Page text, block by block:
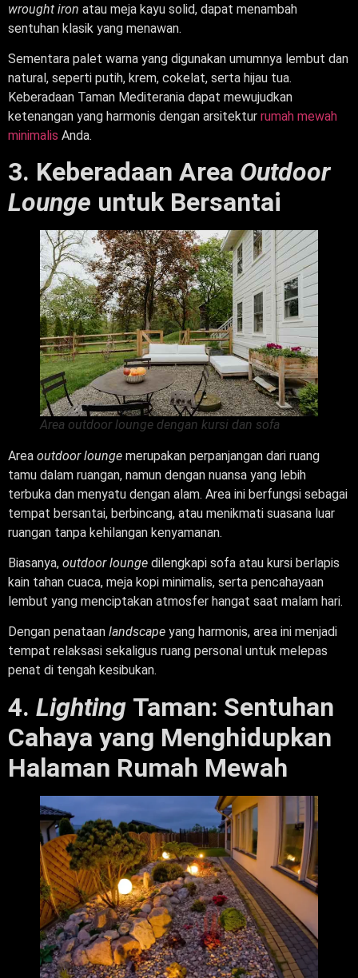
wrought iron atau meja kayu solid, dapat menambah
sentuhan klasik yang menawan.
Sementara palet warna yang digunakan umumnya lembut dan
natural, seperti putih, krem, cokelat, serta hijau tua.
Keberadaan Taman Mediterania dapat mewujudkan
ketenangan yang harmonis dengan arsitektur rumah mewah
minimalis Anda.
3. Keberadaan Area Outdoor
Lounge untuk Bersantai
Area outdoor lounge dengan kursi dan sofa
Area outdoor lounge merupakan perpanjangan dari ruang
tamu dalam ruangan, namun dengan nuansa yang lebih
terbuka dan menyatu dengan alam. Area ini berfungsi sebagai
tempat bersantai, berbincang, atau menikmati suasana luar
ruangan tanpa kehilangan kenyamanan.
Biasanya, outdoor lounge dilengkapi sofa atau kursi berlapis
kain tahan cuaca, meja kopi minimalis, serta pencahayaan
lembut yang menciptakan atmosfer hangat saat malam hari.
Dengan penataan landscape yang harmonis, area ini menjadi
tempat relaksasi sekaligus ruang personal untuk melepas
penat di tengah kesibukan.
4. Lighting Taman: Sentuhan
Cahaya yang Menghidupkan
Halaman Rumah Mewah